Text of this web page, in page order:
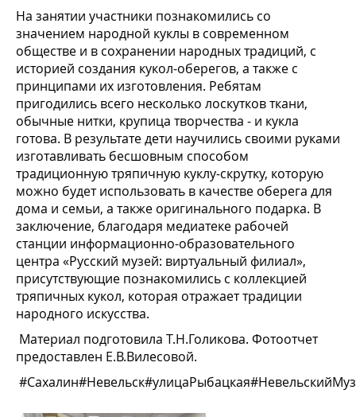
На занятии участники познакомились со
значением народной куклы в современном
обществе и в сохранении народных традиций, с
историей создания кукол-оберегов, а также с
принципами их изготовления. Ребятам
пригодились всего несколько лоскутков ткани,
обычные нитки, крупица творчества - и кукла
готова. В результате дети научились своими руками
изготавливать бесшовным способом
традиционную тряпичную куклу-скрутку, которую
можно будет использовать в качестве оберега для
дома и семьи, а также оригинального подарка. В
заключение, благодаря медиатеке рабочей
станции информационно-образовательного
центра «Русский музей: виртуальный филиал»,
присутствующие познакомились с коллекцией
тряпичных кукол, которая отражает традиции
народного искусства.
Материал подготовила Т.Н.Голикова. Фотоотчет
предоставлен Е.В.Вилесовой.